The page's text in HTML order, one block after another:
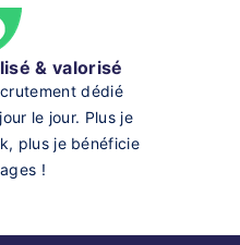
& valorisé
dédié
le jour. Plus je
plus je bénéficie
!